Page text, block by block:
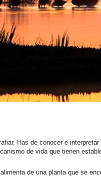
Has de conocer e
de vida que tienen
de una planta que se